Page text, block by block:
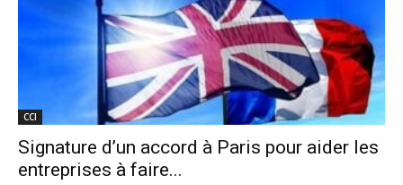
CCI
Signature d’un accord à Paris pour aider les
entreprises à faire...